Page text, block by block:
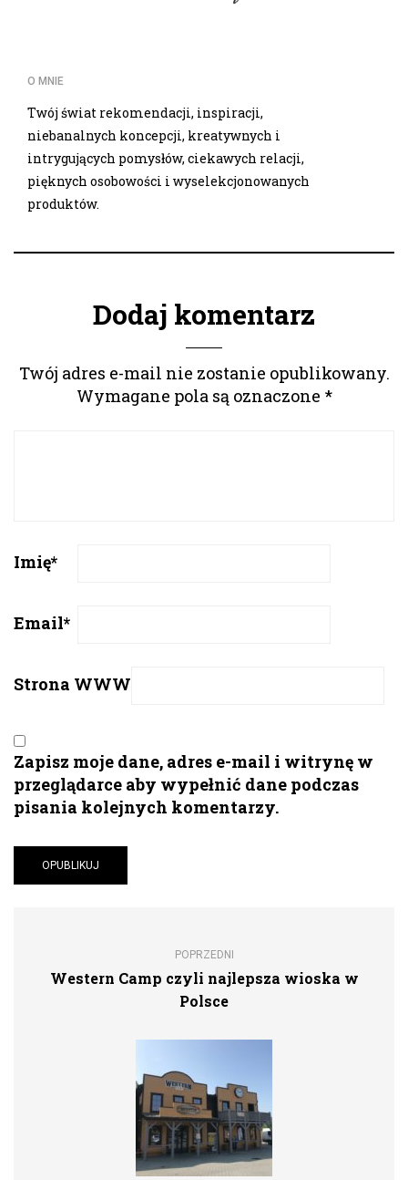
O MNIE
Twój świat rekomendacji, inspiracji,
niebanalnych koncepcji, kreatywnych i
intrygujących pomysłów, ciekawych relacji,
pięknych osobowości i wyselekcjonowanych
produktów.
Dodaj komentarz
Twój adres e-mail nie zostanie opublikowany.
Wymagane pola są oznaczone *
Imię*
Email*
Strona WWW
Zapisz moje dane, adres e-mail i witrynę w
przeglądarce aby wypełnić dane podczas
pisania kolejnych komentarzy.
POPRZEDNI
Western Camp czyli najlepsza wioska w
Polsce